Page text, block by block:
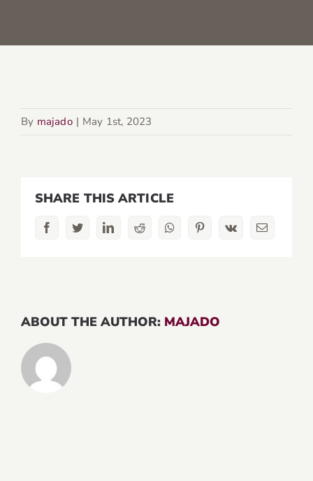
By majado | May 1st, 2023
SHARE THIS ARTICLE
FacebookTwitterLinkedInReddit WhatsappPinterestVk Email
ABOUT THE AUTHOR: MAJADO